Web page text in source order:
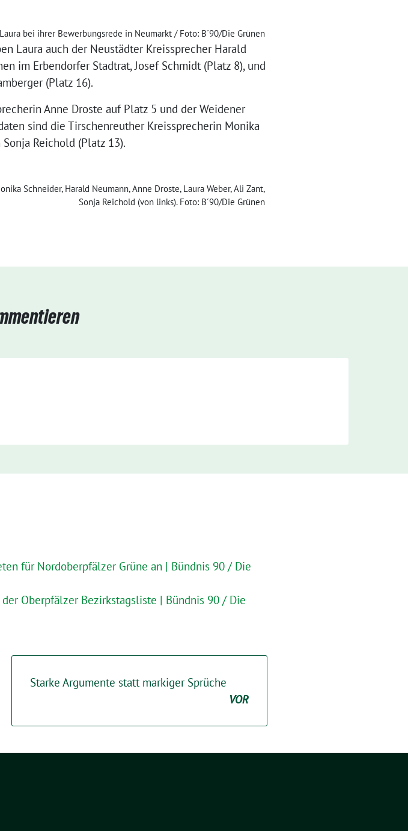
Laura bei ihrer Bewerbungsrede in Neumarkt / Foto: B´90/Die Grünen
Laura auch der Neustädter Kreissprecher Harald
im Erbendorfer Stadtrat, Josef Schmidt (Platz 8), und
(Platz 16).
Anne Droste auf Platz 5 und der Weidener
sind die Tirschenreuther Kreissprecherin Monika
Reichold (Platz 13).
Schneider, Harald Neumann, Anne Droste, Laura Weber, Ali Zant,
Sonja Reichold (von links). Foto: B´90/Die Grünen
für Nordoberpfälzer Grüne an | Bündnis 90 / Die
Oberpfälzer Bezirkstagsliste | Bündnis 90 / Die
Starke Argumente statt markiger Sprüche
VOR